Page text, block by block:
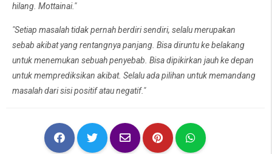
hilang. Mottainai."
"Setiap masalah tidak pernah berdiri sendiri, selalu merupakan
sebab akibat yang rentangnya panjang. Bisa diruntu ke belakang
untuk menemukan sebuah penyebab. Bisa dipikirkan jauh ke depan
untuk memprediksikan akibat. Selalu ada pilihan untuk memandang
masalah dari sisi positif atau negatif."